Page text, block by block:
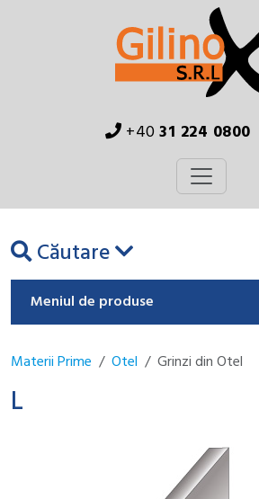
+4031 224 0800
Căutare
Meniul de produse
Materii Prime Otel Grinzi din Otel
L